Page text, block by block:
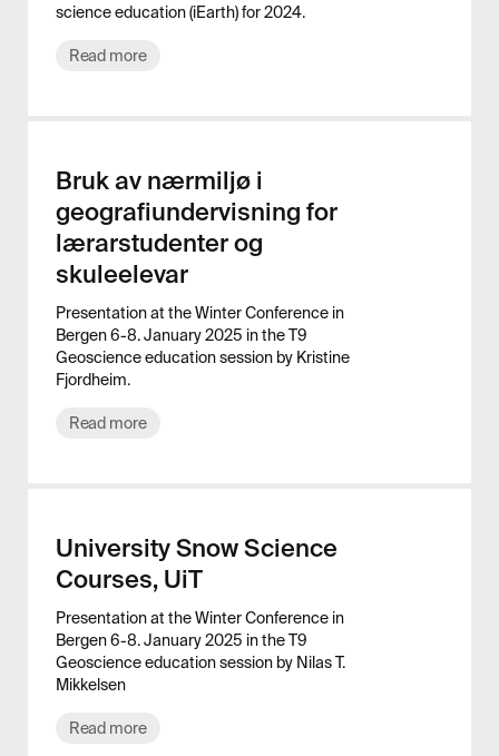
science education (iEarth) for 2024.
Read more
Bruk av nærmiljø i
geografiundervisning for
lærarstudenter og
skuleelevar
Presentation at the Winter Conference in
Bergen 6-8. January 2025 in the T9
Geoscience education session by Kristine
Fjordheim.
Read more
University Snow Science
Courses, UiT
Presentation at the Winter Conference in
Bergen 6-8. January 2025 in the T9
Geoscience education session by Nilas T.
Mikkelsen
Read more